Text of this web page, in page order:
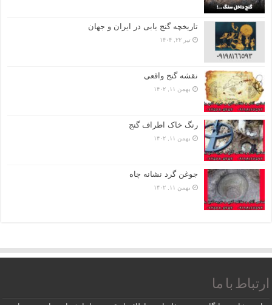
تاریخچه گنج‌ یابی در ایران و جهان
تیر ۲۲, ۱۴۰۴
نقشه گنج واقعی
بهمن ۱۱, ۱۴۰۲
رنگ خاک اطراف گنج
بهمن ۱۱, ۱۴۰۲
جوغن گرد نشانه چاه
بهمن ۱۱, ۱۴۰۲
ارتباط با ما